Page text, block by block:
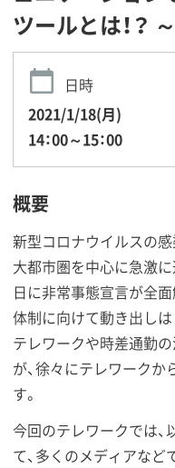
ツールとは！？ ～
日時
2021/1/18(月)
14：00～15：00
概要
新型コロナウイルスの
大都市圏を中心に急激
日に非常事態宣言が全
体制に向けて動き出しは
テレワークや時差通勤
が、徐々にテレワーク
す。
今回のテレワークでは
て、多くのメディアなど